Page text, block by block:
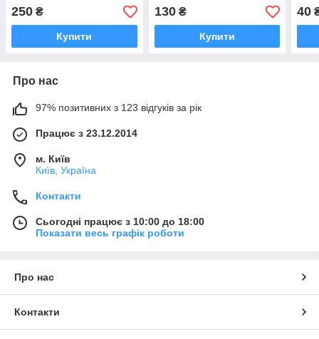
250 ₴
Купити
130₴
Купити
40
Про нас
97% позитивних з 123 відгуків за рік
Працює з 23.12.2014
м. Київ
Київ, Україна
Контакти
Сьогодні працює з 10:00 до 18:00
Показати весь графік роботи
Про нас
Контакти